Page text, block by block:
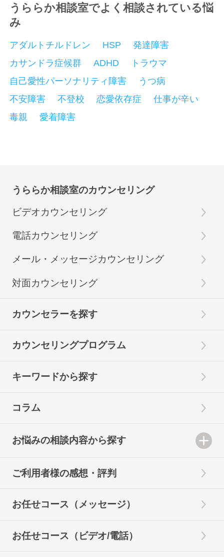
うららか相談室でよく相談されている悩
み
アダルトチルドレン HSP
発達障害
カサンドラ症候群
ADHD
トラウマ
自己愛性パーソナリティ障害
うつ病
不安障害
不登校 恋愛依存症
仕事が辛い
毒親
愛着障害
うららか相談室のカウンセリング
ビデオカウンセリング
電話カウンセリング
メール・メッセージカウンセリング
対面カウンセリング
カウンセラーを探す
カウンセリングプログラム
キーワードから探す
コラム
お悩みの相談内容から探す
ご利用者様の感想・評判
お任せコース（メッセージ）
お任せコース（ビデオ/電話）